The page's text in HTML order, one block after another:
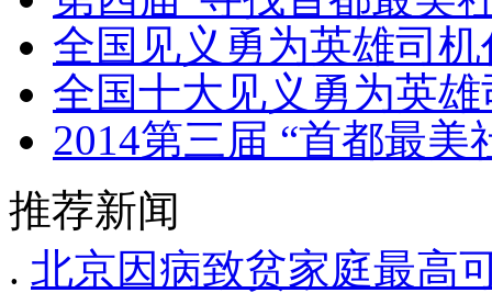
全国见义勇为英雄司
全国十大见义勇为英
2014第三届 “首都最美
推荐新闻
. 北京因病致贫家庭最高